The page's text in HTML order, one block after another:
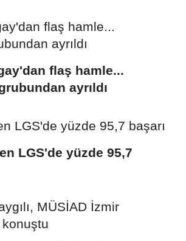
flaş hamle...
ayrıldı
LGS'de yüzde 95,7